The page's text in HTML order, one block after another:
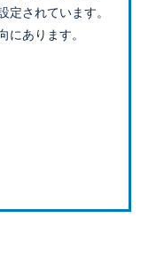
されています。
あります。